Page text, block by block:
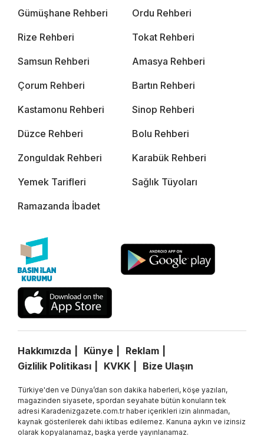
Gümüşhane Rehberi Ordu Rehberi
Rize Rehberi Tokat Rehberi
Samsun Rehberi Amasya Rehberi
Çorum Rehberi Bartın Rehberi
Kastamonu Rehberi Sinop Rehberi
Düzce Rehberi Bolu Rehberi
Zonguldak Rehberi Karabük Rehberi
Yemek Tarifleri Sağlık Tüyoları
Ramazanda İbadet
Hakkımızda Künye
Reklam
Gizlilik Politikası
KVKK Bize Ulaşın
Türkiye'den ve Dünya’dan son dakika haberleri, köşe yazıları,
magazinden siyasete, spordan seyahate bütün konuların tek
adresi Karadenizgazete.com.tr haber içerikleri izin alınmadan,
kaynak gösterilerek dahi iktibas edilemez. Kanuna aykırı ve izinsiz
olarak kopyalanamaz, başka yerde yayınlanamaz.